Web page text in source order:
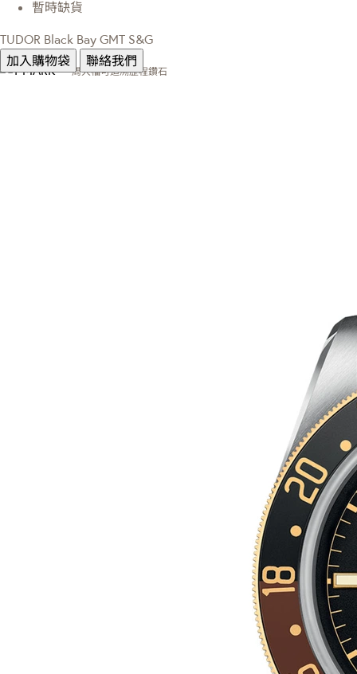
暫時缺貨
TUDOR Black Bay GMT S&G
加入購物袋
聯絡我們
周大福可追溯歷程鑽石